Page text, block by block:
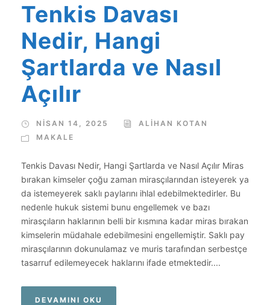
Tenkis Davası
Nedir, Hangi
Şartlarda ve Nasıl
Açılır
NISAN 14, 2025
ALIHAN KOTAN
MAKALE
Tenkis Davası Nedir, Hangi Şartlarda ve Nasıl Açılır Miras
bırakan kimseler çoğu zaman mirasçılarından isteyerek ya
da istemeyerek saklı paylarını ihlal edebilmektedirler. Bu
nedenle hukuk sistemi bunu engellemek ve bazı
mirasçıların haklarının belli bir kısmına kadar miras bırakan
kimselerin müdahale edebilmesini engellemiştir. Saklı pay
mirasçılarının dokunulamaz ve muris tarafından serbestçe
tasarruf edilemeyecek haklarını ifade etmektedir....
DEVAMINI OKU